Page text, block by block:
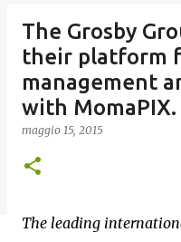
The Grosby
their platform
management
with MomaPIX.
maggio 15, 2015
The leading